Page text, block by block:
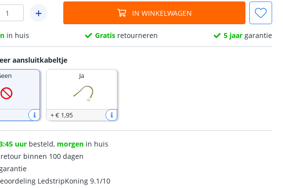
IN WINKELWAGEN
in huis Gratis retourneren 5 jaargarantie
aansluitkabeltje
Ja
+€ 1,95
uur besteld, morgen in huis
retour binnen 100 dagen
LedstripKoning 9.1/10